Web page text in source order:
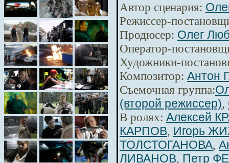
Автор сценария:
Режиссер-
Продюсер: Олег
Оператор-
Художники-
Композитор: Антон
Съемочная группа:
(второй режиссер),
В ролях: Алексей
КАРПОВ, Игорь
ТОЛСТОГАНОВА,
ЛИВАНОВ, Петр